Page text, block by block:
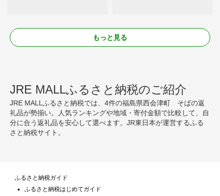
もっと見る
JRE MALLふるさと納税のご紹介
JRE MALLふるさと納税では、4件の福島県西会津町 そばの返
礼品が勢揃い。人気ランキングや地域・寄付金額で比較して、自
分に合う返礼品を安心して選べます。JR東日本が運営するふる
さと納税サイト。
ふるさと納税ガイド
ふるさと納税はじめてガイド